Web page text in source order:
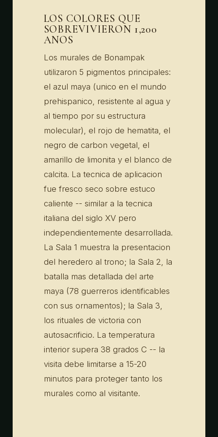
LOS COLORES QUE
SOBREVIVIERON 1,200
ANOS
Los murales de Bonampak
utilizaron 5 pigmentos principales:
el azul maya (unico en el mundo
prehispanico, resistente al agua y
al tiempo por su estructura
molecular), el rojo de hematita, el
negro de carbon vegetal, el
amarillo de limonita y el blanco de
calcita. La tecnica de aplicacion
fue fresco seco sobre estuco
caliente -- similar a la tecnica
italiana del siglo XV pero
independientemente desarrollada.
La Sala 1 muestra la presentacion
del heredero al trono; la Sala 2, la
batalla mas detallada del arte
maya (78 guerreros identificables
con sus ornamentos); la Sala 3,
los rituales de victoria con
autosacrificio. La temperatura
interior supera 38 grados C -- la
visita debe limitarse a 15-20
minutos para proteger tanto los
murales como al visitante.